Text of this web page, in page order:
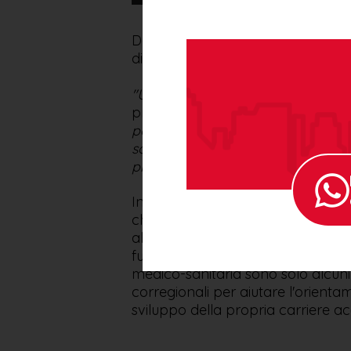
Dal 2020 anche l’EFASCE è tra
didattico e professionale per i
"Un importante momento
presidente dell'EFASCE Gino
portando le esperienze dei nostri
sono pronti a condividere
propria terra d'origine”.
In questo contesto il nostro
che mettono a disposizione dei
all’Estero. Social media e web
futuro, l’emergenza climatica, la
medico-sanitaria sono solo
corregionali per aiutare
sviluppo della propria carriere